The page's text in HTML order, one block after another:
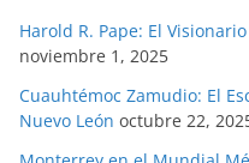
Harold R. Pape: El
noviembre 1, 2025
Cuauhtémoc Zamudio: El
Nuevo León octubre 22,